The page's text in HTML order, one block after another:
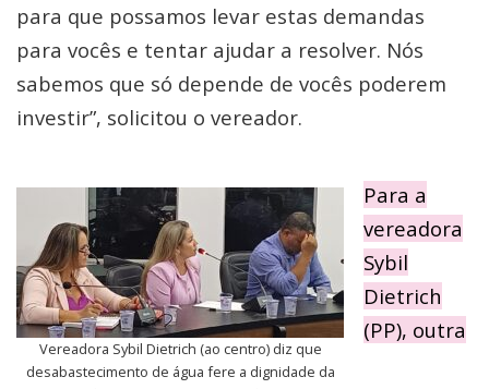
para que possamos levar estas demandas
para vocês e tentar ajudar a resolver. Nós
sabemos que só depende de vocês poderem
investir”, solicitou o vereador.
Vereadora Sybil Dietrich (ao centro) diz que
desabastecimento de água fere a dignidade da
Para a
vereadora
Sybil
Dietrich
(PP), outra